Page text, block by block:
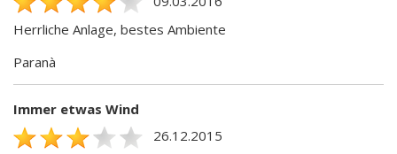
Herrliche Anlage, bestes Ambiente
Paranà
Immer etwas Wind
26.12.2015